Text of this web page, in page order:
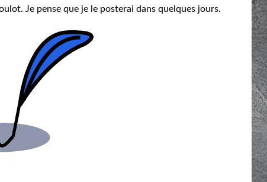
Je pense que je le posterai dans quelques jours.